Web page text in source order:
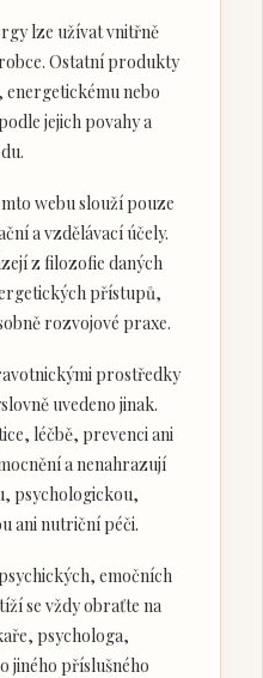
lze užívat vnitřně
Ostatní produkty
energetickému nebo
jejich povahy a
webu slouží pouze
a vzdělávací účely.
z filozofie daných
přístupů,
rozvojové praxe.
prostředky
uvedeno jinak.
léčbě, prevenci ani
a nenahrazují
psychologickou,
ani nutriční péči.
emočních
se vždy obraťte na
psychologa,
jiného příslušného